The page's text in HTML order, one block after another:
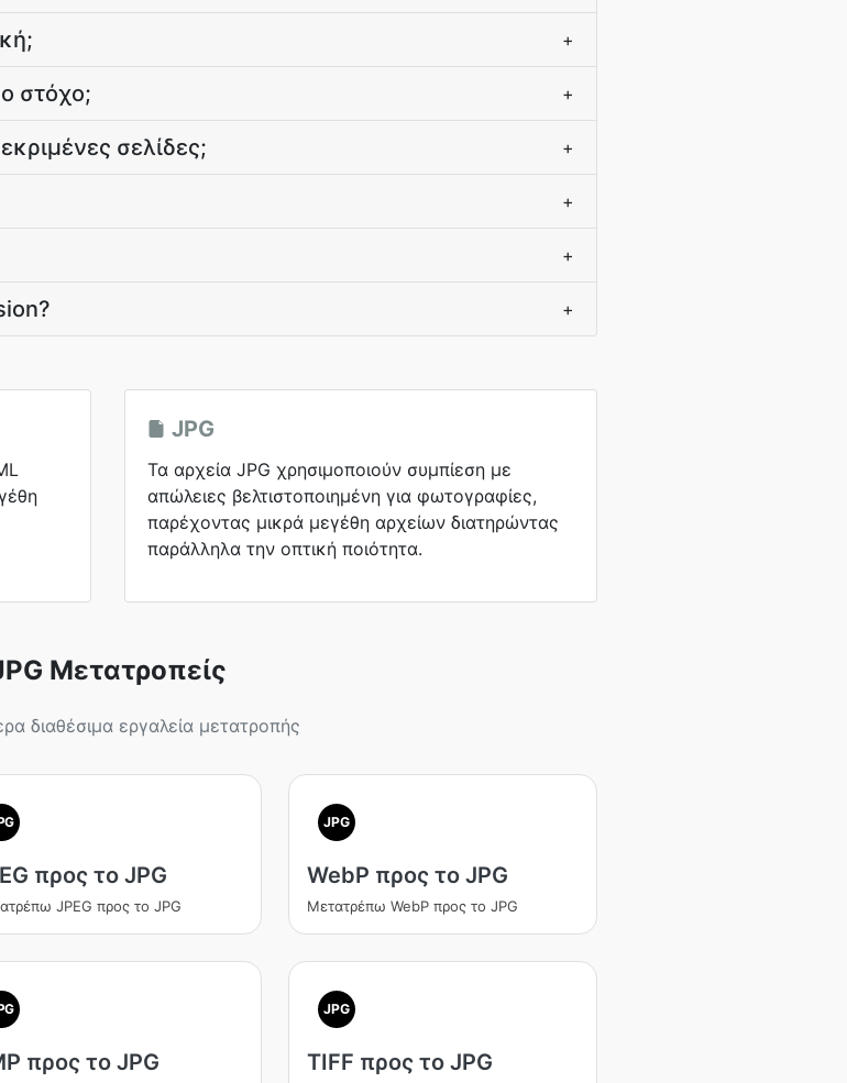
+
στόχο; +
σελίδες; +
+
+
+
JPG
Τα αρχεία JPG χρησιμοποιούν συμπίεση με
απώλειες βελτιστοποιημένη για φωτογραφίες,
παρέχοντας μικρά μεγέθη αρχείων διατηρώντας
παράλληλα την οπτική ποιότητα.
Μετατροπείς
διαθέσιμα εργαλεία μετατροπής
προς το JPG
JPEG προς το JPG
JPG
WebP προς το JPG
Μετατρέπω WebP προς το JPG
προς το JPG
JPG
TIFF προς το JPG